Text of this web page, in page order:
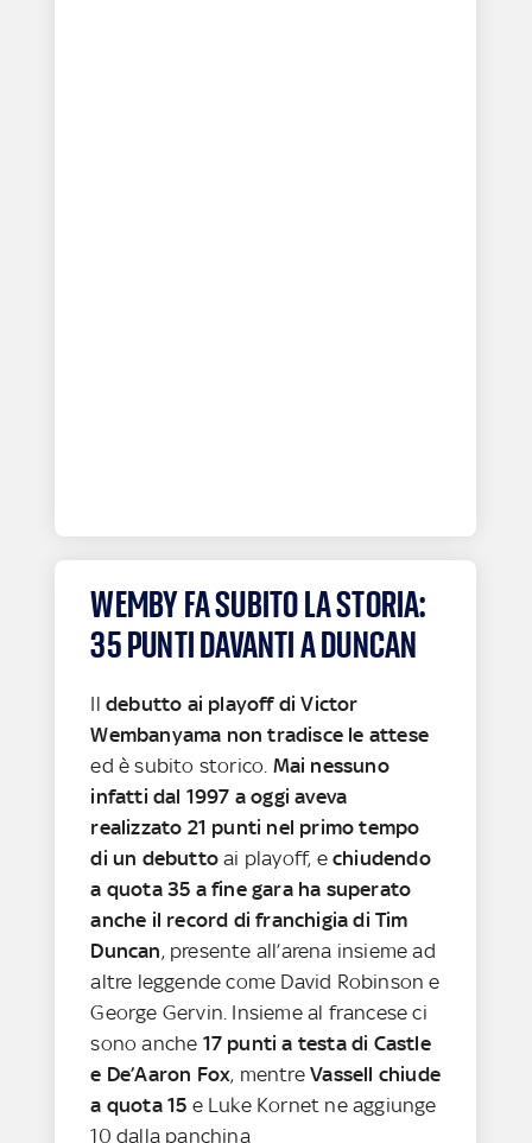
WEMBY FA SUBITO LA STORIA:
35 PUNTI DAVANTI A DUNCAN
Ildebutto ai playoff di Victor
Wembanyama non tradisce le attese
ed è subito storico. Mai nessuno
infatti dal 1997 a oggi aveva
realizzato 21 punti nel primo tempo
di un debutto ai playoff, echiudendo
a quota 35 a fine gara ha superato
anche il record di franchigia di Tim
Duncan, presente all’arena insieme ad
altre leggende come David Robinson e
George Gervin. Insieme al francese ci
sono anche 17 punti a testa di Castle
e De’Aaron Fox, mentreVassell chiude
a quota 15 e Luke Kornet ne aggiunge
10 dalla panchina